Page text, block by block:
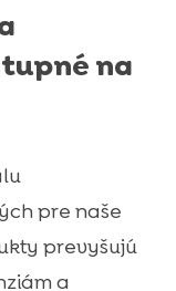
na
pre naše
prevyšujú
a